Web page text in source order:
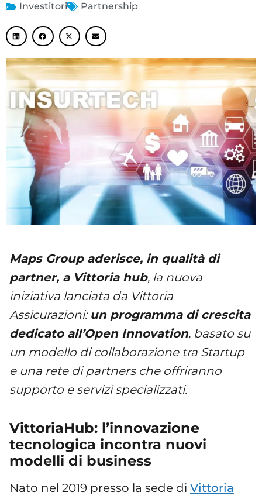
Investitori Partnership
Maps Group aderisce, in qualità di
partner, a Vittoria hub, la nuova
iniziativa lanciata da Vittoria
Assicurazioni: un programma di crescita
dedicato all’Open Innovation, basato su
un modello di collaborazione tra Startup
e una rete di partners che offriranno
supporto e servizi specializzati.
VittoriaHub: l’innovazione
tecnologica incontra nuovi
modelli di business
Nato nel 2019 presso la sede di Vittoria